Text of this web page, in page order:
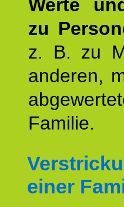
Werte
zu
z. B. zu
anderen,
Familie.
einer